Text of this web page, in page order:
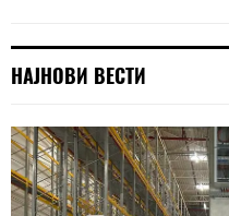
НАЈНОВИ ВЕСТИ